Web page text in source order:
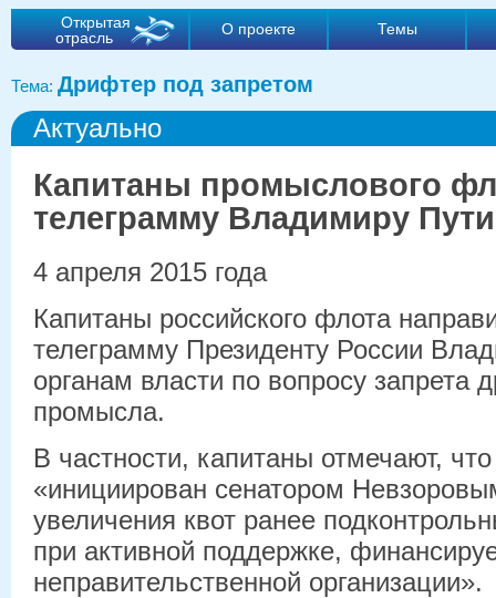
Открытая
отрасль
О проекте Темы
Тема: Дрифтер под запретом
Актуально
Капитаны промыслового
телеграмму Владимиру
4 апреля 2015 года
Капитаны российского флота
телеграмму Президенту России
органам власти по вопросу запрета
промысла.
В частности, капитаны отмечают,
«инициирован сенатором
увеличения квот ранее
при активной поддержке,
неправительственной организации».